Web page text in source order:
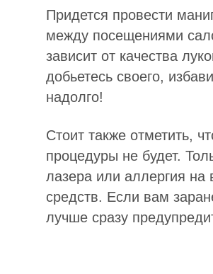
Придется провести
между посещениями
зависит от качества
добьетесь своего,
надолго!
Стоит также отметить,
процедуры не будет.
лазера или аллергия на
средств. Если вам
лучше сразу